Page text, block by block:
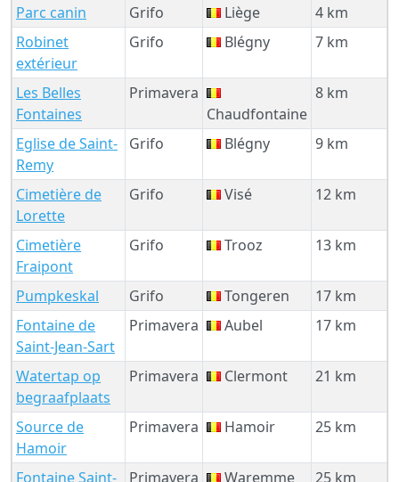
Parc canin Grifo Liège
4 km
Robinet
extérieur
Grifo Blégny 7 km
Les Belles
Fontaines
Primavera
Chaudfontaine
8 km
Eglise de Saint-
Remy
Grifo Blégny 9 km
Cimetière de
Lorette
Grifo Visé 12 km
Cimetière
Fraipont
Grifo Trooz 13 km
Pumpkeskal Grifo Tongeren
17 km
Fontaine de
Saint-Jean-Sart
Primavera Aubel 17 km
Watertap op
begraafplaats
Primavera Clermont 21 km
Source de
Hamoir
Primavera Hamoir 25 km
Fontaine Saint-
Primavera Waremme 25 km